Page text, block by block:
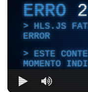
ERRO
HLS.JS
ERROR
ESTE
MOMENTO